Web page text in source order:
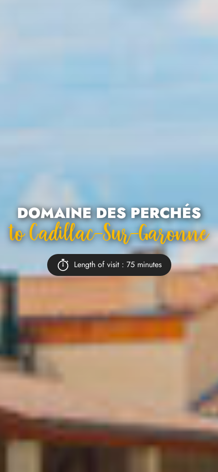
DOMAINE DES PERCHÉS
To Cadillac-Sur-Garonne
Length of visit : 75 minutes